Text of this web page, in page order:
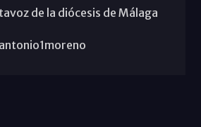
de la diócesis de Málaga